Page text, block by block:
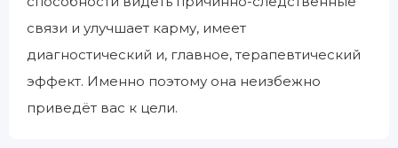
связи и улучшает карму, имеет
диагностический и, главное, терапевтический
эффект. Именно поэтому она неизбежно
приведёт вас к цели.